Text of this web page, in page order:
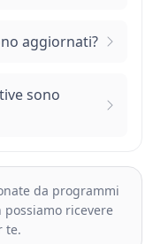
aggiornati?
sono
da programmi
ricevere
te.